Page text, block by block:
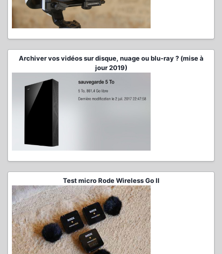
Archiver vos vidéos sur disque, nuage ou blu-ray ? (mise à
jour 2019)
Test micro Rode Wireless Go II